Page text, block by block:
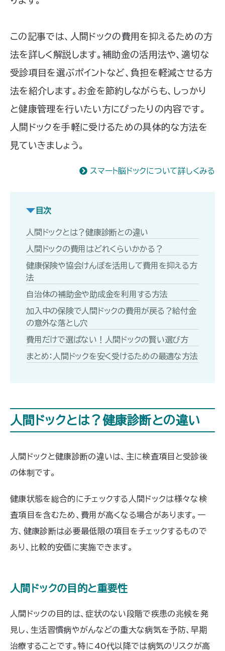
この記事では、人間ドックの費用を抑えるための方
法を詳しく解説します。補助金の活用法や、適切な
受診項目を選ぶポイントなど、負担を軽減させる方
法を紹介します。お金を節約しながらも、しっかり
と健康管理を行いたい方にぴったりの内容です。
人間ドックを手軽に受けるための具体的な方法を
見ていきましょう。
スマート脳ドックについて詳しくみる
目次
人間ドックとは？健康診断との違い
人間ドックの費用はどれくらいかかる？
健康保険や協会けんぽを活用して費用を抑える方
法
自治体の補助金や助成金を利用する方法
加入中の保険で人間ドックの費用が戻る？給付金
の意外な落とし穴
費用だけで選ばない！人間ドックの賢い選び方
まとめ：人間ドックを安く受けるための最適な方法
人間ドックとは？健康診断との違い
人間ドックと健康診断の違いは、主に検査項目と受診後
の体制です。
健康状態を総合的にチェックする人間ドックは様々な検
査項目を含むため、費用が高くなる場合があります。一
方、健康診断は必要最低限の項目をチェックするもので
あり、比較的安価に実施できます。
人間ドックの目的と重要性
人間ドックの目的は、症状のない段階で疾患の兆候を発
見し、生活習慣病やがんなどの重大な病気を予防、早期
治療することです。特に40代以降では病気のリスクが高